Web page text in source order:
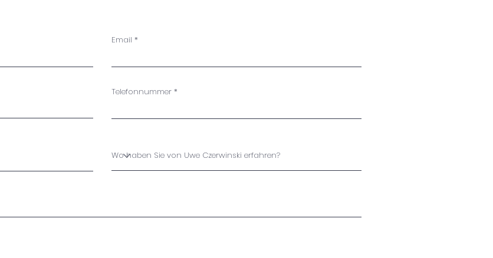
Email
Telefonnummer